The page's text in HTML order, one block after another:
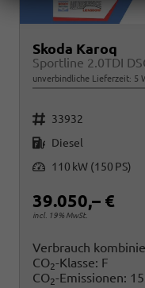
Skoda Karoq
Sportline 2.0TDI
unverbindliche Lieferzeit: 5
Fahrzeugnr. 33932
Kraftstoff Diesel
Leistung
110 kW (150 PS)
39.050,– €
incl. 19% MwSt.
Verbrauch
CO2-Klasse: F
CO2-Emissionen: